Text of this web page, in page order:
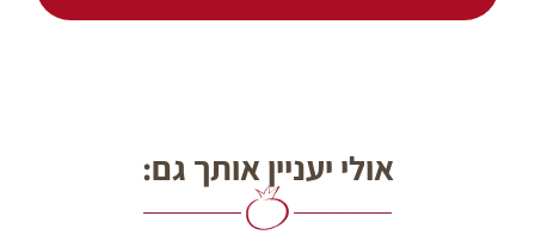
אולי יעניין אותך גם: